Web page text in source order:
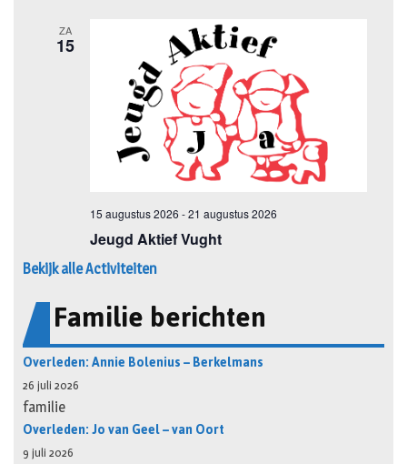
Bekijk alle Activiteiten
Familie berichten
Overleden: Annie Bolenius – Berkelmans
26 juli 2026
familie
Overleden: Jo van Geel – van Oort
9 juli 2026